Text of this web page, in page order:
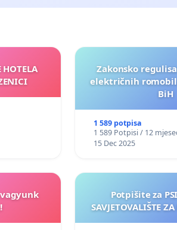
HOTELA
Zakonsko
električnih
BiH
1 589 potpisa
1 589 Potpisi / 12
15 Dec 2025
Potpišite za
SAVJETOVALIŠTE